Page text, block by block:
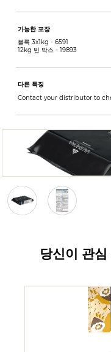
가능한 포장
블록 3x1kg - 6591
12kg 빈 박스 - 19893
다른 특징
Contact your distributor to
당신이 관